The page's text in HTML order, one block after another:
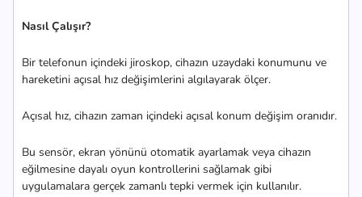
Nasıl Çalışır?
Bir telefonun içindeki jiroskop, cihazın uzaydaki konumunu ve
hareketini açısal hız değişimlerini algılayarak ölçer.
Açısal hız, cihazın zaman içindeki açısal konum değişim oranıdır.
Bu sensör, ekran yönünü otomatik ayarlamak veya cihazın
eğilmesine dayalı oyun kontrollerini sağlamak gibi
uygulamalara gerçek zamanlı tepki vermek için kullanılır.